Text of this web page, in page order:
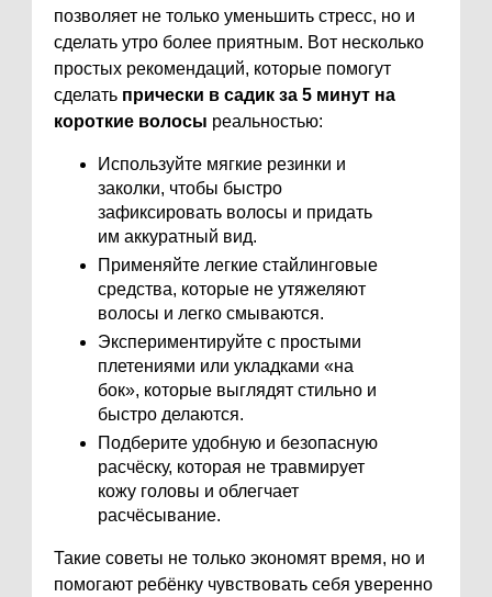
позволяет не только уменьшить стресс, но и
сделать утро более приятным. Вот несколько
простых рекомендаций, которые помогут
сделать прически в садик за 5 минут на
короткие волосы реальностью:
Используйте мягкие резинки и
заколки, чтобы быстро
зафиксировать волосы и придать
им аккуратный вид.
Применяйте легкие стайлинговые
средства, которые не утяжеляют
волосы и легко смываются.
Экспериментируйте с простыми
плетениями или укладками «на
бок», которые выглядят стильно и
быстро делаются.
Подберите удобную и безопасную
расчёску, которая не травмирует
кожу головы и облегчает
расчёсывание.
Такие советы не только экономят время, но и
помогают ребёнку чувствовать себя уверенно